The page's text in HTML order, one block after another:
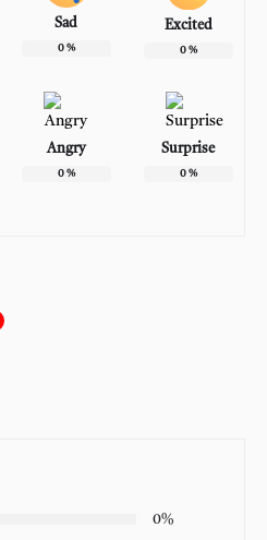
Sad
0%
Excited
0%
Angry
0%
Surprise
0%
0%